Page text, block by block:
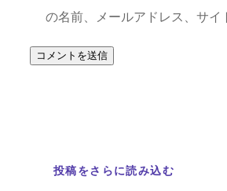
の名前、メールアドレス、サイ
投稿をさらに読み込む